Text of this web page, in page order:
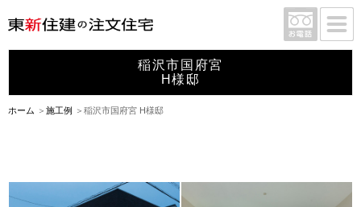
稲沢市国府宮
H様邸
ホーム 施工例 稲沢市国府宮 H様邸